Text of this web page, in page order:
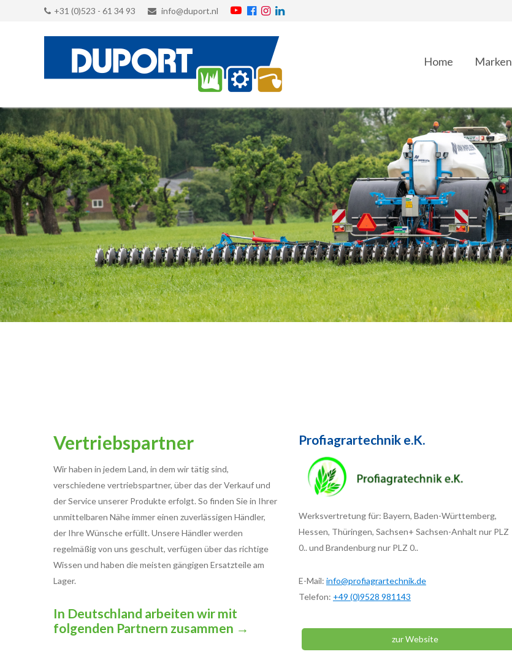
+31 (0)523 - 61 34 93 info@duport.nl
Home Marken
Vertriebspartner
Wir haben in jedem Land, in dem wir tätig sind,
verschiedene vertriebspartner, über das der Verkauf und
der Service unserer Produkte erfolgt. So finden Sie in Ihrer
unmittelbaren Nähe immer einen zuverlässigen Händler,
der Ihre Wünsche erfüllt. Unsere Händler werden
regelmäßig von uns geschult, verfügen über das richtige
Wissen und haben die meisten gängigen Ersatzteile am
Lager.
In Deutschland arbeiten wir mit
folgenden Partnern zusammen →
Profiagrartechnik e.K.
Werksvertretung für: Bayern, Baden-Württemberg,
Hessen, Thüringen, Sachsen+ Sachsen-Anhalt nur PLZ
0.. und Brandenburg nur PLZ 0..
E-Mail: info@profiagrartechnik.de
Telefon: +49 (0)9528 981143
zur Website